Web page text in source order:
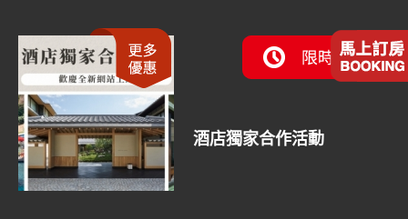
酒店獨家合作活動